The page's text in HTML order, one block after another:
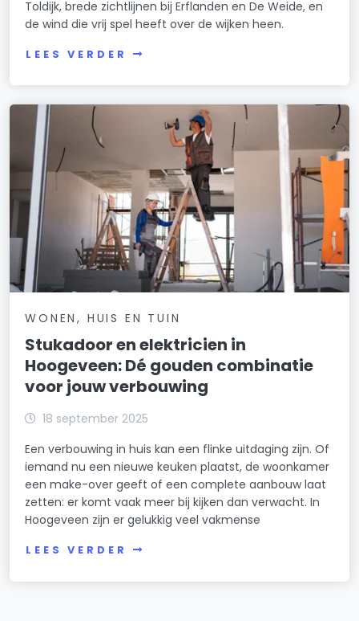
Toldijk, brede zichtlijnen bij Erflanden en De Weide, en
de wind die vrij spel heeft over de wijken heen.
LEES VERDER
WONEN, HUIS EN TUIN
Stukadoor en elektricien in
Hoogeveen: Dé gouden combinatie
voor jouw verbouwing
18 september 2025
Een verbouwing in huis kan een flinke uitdaging zijn. Of
iemand nu een nieuwe keuken plaatst, de woonkamer
een make-over geeft of een complete aanbouw laat
zetten: er komt vaak meer bij kijken dan verwacht. In
Hoogeveen zijn er gelukkig veel vakmense
LEES VERDER